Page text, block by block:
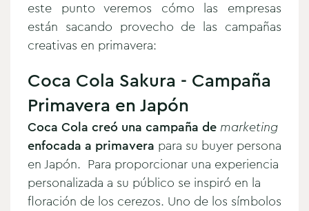
este punto veremos cómo las empresas
están sacando provecho de las campañas
creativas en primavera:
Coca Cola Sakura - Campaña
Primavera en Japón
Coca Cola creó una campaña de marketing
enfocada a primavera para su buyer persona
en Japón. Para proporcionar una experiencia
personalizada a su público se inspiró en la
floración de los cerezos. Uno de los símbolos